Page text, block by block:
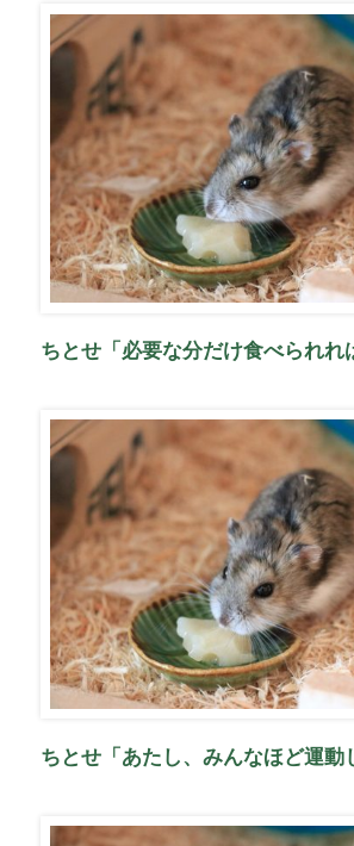
ちとせ「必要な分だけ食べられれ
ちとせ「あたし、みんなほど運動